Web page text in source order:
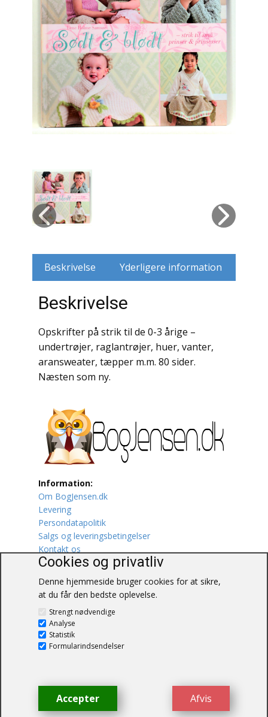
Fantasy / Sciencefiction
Filosofi
Håndarbejde
Håndværk
Historie
Hus / Have
Husdyr
Krige / Slag
Krop / Sind
Kunst
Litteraturhistorie
Lokalhistorie / Topografi
Lystfiskeri
Mad
Musik
Mytologi / Sagn / Sagaer
Naturen
Oldtidskundskab
Beskrivelse Yderligere information
Beskrivelse
Opskrifter på strik til de 0-3 årige –
undertrøjer, raglantrøjer, huer, vanter,
aransweater, tæpper m.m. 80 sider.
Næsten som ny.
Information:
Om BogJensen.dk
Levering
Persondatapolitik
Salgs og leveringsbetingelser
Kontakt os
Blåkærvej 25
6052 Viuf
Tlf.:60703190
© BogJensen.dk – Alle rettigheder
forbeholdes.
Cookies og privatliv
Denne hjemmeside bruger cookies for at sikre,
at du får den bedste oplevelse.
Strengt nødvendige
Analyse
Statistik
Formularindsendelser
Afvis
Accepter